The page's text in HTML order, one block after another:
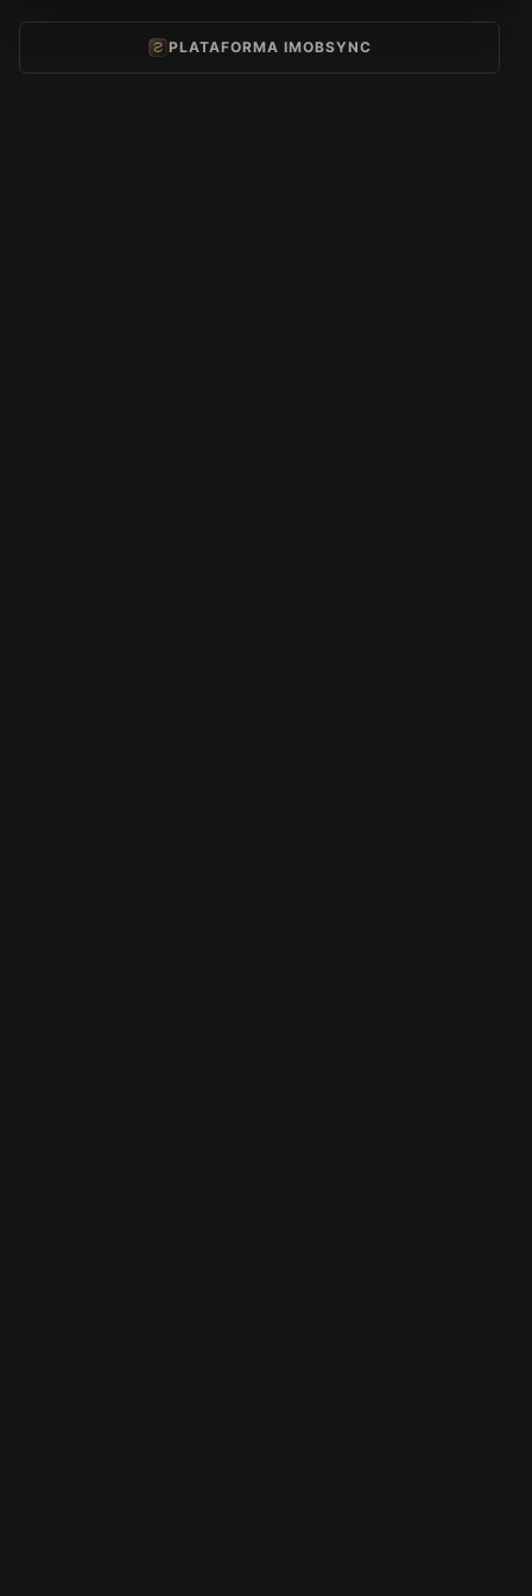
PLATAFORMA IMOBSYNC